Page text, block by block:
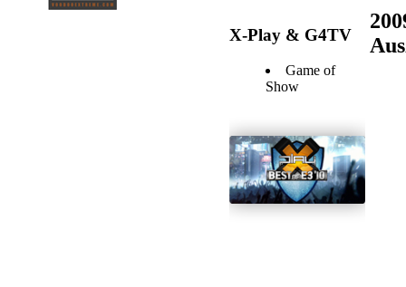
X-Play & G4TV
Game of
Show